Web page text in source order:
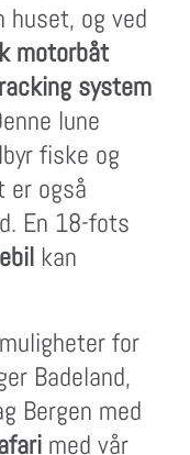
huset, og ved
motorbåt
system
lune
fiske og
er også
En 18-fots
kan
for
Badeland,
Bergen med
med vår